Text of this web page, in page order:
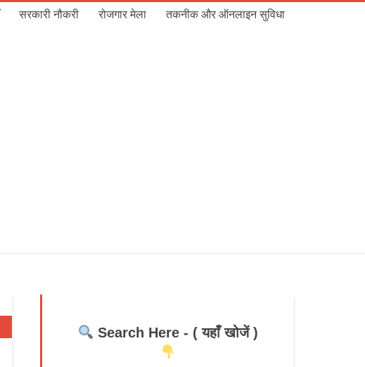
सरकारी नौकरी रोजगार मेला तकनीक और ऑनलाइन सुविधा
Search Here - ( यहाँ खोजें )